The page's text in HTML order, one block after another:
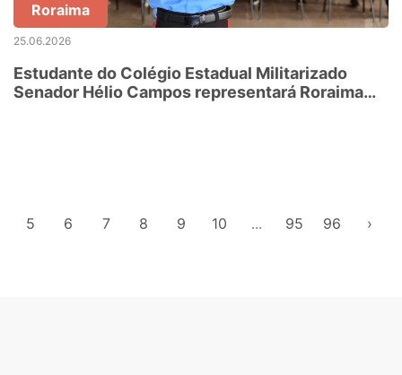
Roraima
25.06.2026
Estudante do Colégio Estadual Militarizado
Senador Hélio Campos representará Roraima
5 6 7 8 9 10 ... 95 96 ›